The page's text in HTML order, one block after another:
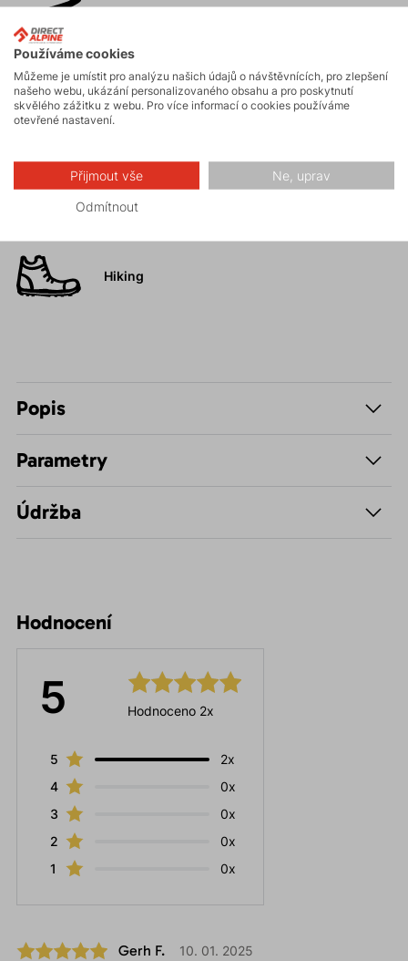
Turistika
Vysokohorská
Hiking
Popis
Parametry
Údržba
Hodnocení
5 Hodnoceno 2x
5
2x
4
0x
3
0x
2
0x
1
0x
Gerh F. 10. 01. 2025
Používáme cookies
Můžeme je umístit pro analýzu našich údajů o návštěvnících, pro zlepšení
našeho webu, ukázání personalizovaného obsahu a pro poskytnutí
skvělého zážitku z webu. Pro více informací o cookies používáme
otevřené nastavení.
Přijmout vše Ne, uprav
Odmítnout